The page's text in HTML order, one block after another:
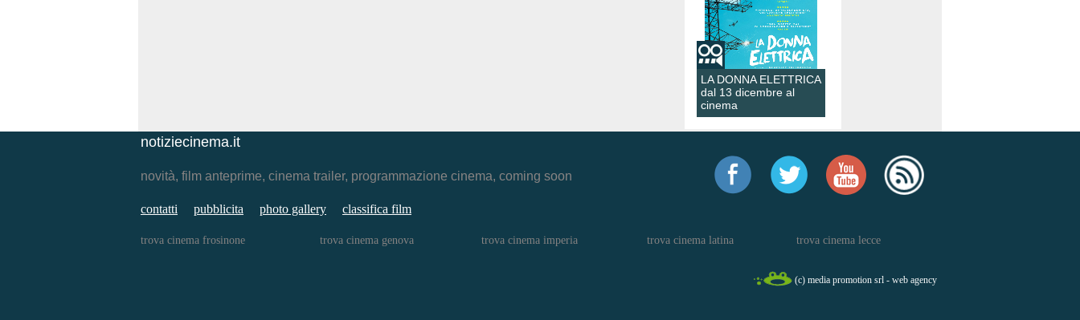
LA DONNA ELETTRICA
dal 13 dicembre al
cinema
notiziecinema.it
novità, film anteprime, cinema trailer, programmazione cinema, coming soon
contatti pubblicita photo gallery classifica film
trova cinema frosinone trova cinema genova trova cinema imperia trova cinema latina trova cinema lecce
(c) media promotion srl - web agency